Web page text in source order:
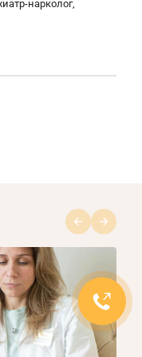
нарколог,
1/8